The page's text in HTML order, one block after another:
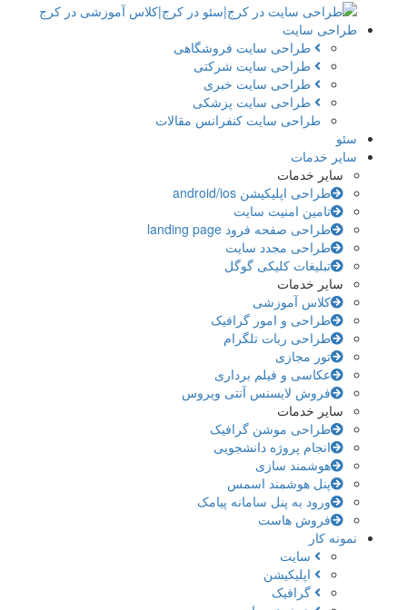
طراحی سایت
طراحی سایت فروشگاهی
طراحی سایت شرکتی
طراحی سایت خبری
طراحی سایت پزشکی
طراحی سایت کنفرانس مقالات
سئو
سایر خدمات
سایر خدمات
طراحی اپلیکیشن android/ios
تامین امنیت سایت
طراحی صفحه فرود landing page
طراحی مجدد سایت
تبلیغات کلیکی گوگل
سایر خدمات
کلاس آموزشی
طراحی و امور گرافیک
طراحی ربات تلگرام
تور مجازی
عکاسی و فیلم برداری
فروش لایسنس آنتی ویروس
سایر خدمات
طراحی موشن گرافیک
انجام پروژه دانشجویی
هوشمند سازی
پنل هوشمند اسمس
ورود به پنل سامانه پیامک
فروش هاست
نمونه کار
سایت
اپلیکیشن
گرافیک